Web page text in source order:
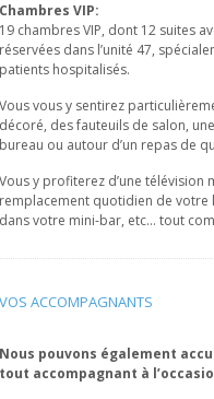
Chambres VIP:
19 chambres VIP, dont 12 suites
réservées dans l’unité 47,
patients hospitalisés.
Vous vous y sentirez
décoré, des fauteuils de salon,
bureau ou autour d’un repas de
Vous y profiterez d’une télévision
remplacement quotidien de votre
dans votre mini-bar, etc… tout
VOS ACCOMPAGNANTS
Nous pouvons également
tout accompagnant à